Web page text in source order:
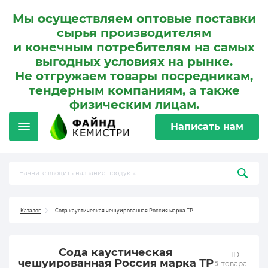
Мы осуществляем оптовые поставки
сырья производителям
и конечным потребителям на самых
выгодных условиях на рынке.
Не отгружаем товары посредникам,
тендерным компаниям, а также
физическим лицам.
Написать нам
Каталог Сода каустическая чешуированная Россия марка ТР
Сода каустическая
чешуированная Россия марка ТР
ID
товара: